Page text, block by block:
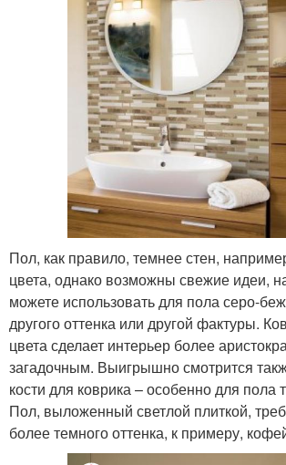
Пол, как правило, темнее стен,
цвета, однако возможны свежие идеи,
можете использовать для пола серо-
другого оттенка или другой фактуры.
цвета сделает интерьер более
загадочным. Выигрышно смотрится
кости для коврика – особенно для пола
Пол, выложенный светлой плиткой,
более темного оттенка, к примеру,